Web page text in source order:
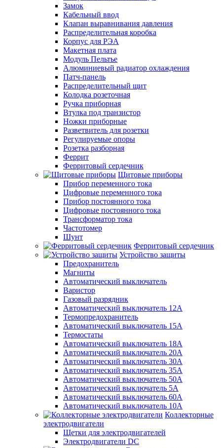
Замок
Кабельный ввод
Клапан выравнивания давления
Распределительная коробка
Корпус для РЭА
Макетная плата
Модуль Пельтье
Алюминиевый радиатор охлаждения
Патч-панель
Распределительный щит
Колодка розеточная
Ручка приборная
Втулка под транзистор
Ножки приборные
Разветвитель для розетки
Регулируемые опоры
Розетка разборная
Феррит
Ферритовый сердечник
Щитовые приборы
Прибор переменного тока
Цифровые переменного тока
Прибор постоянного тока
Цифровые постоянного тока
Трансформатор тока
Частотомер
Шунт
Ферритовый сердечник
Устройство защиты
Предохранитель
Магниты
Автоматический выключатель
Варистор
Газовый разрядник
Автоматический выключатель 12А
Термопредохранитель
Автоматический выключатель 15А
Термостаты
Автоматический выключатель 18А
Автоматический выключатель 20А
Автоматический выключатель 30А
Автоматический выключатель 35А
Автоматический выключатель 50А
Автоматический выключатель 5А
Автоматический выключатель 60А
Автоматический выключатель 10А
Коллекторные
электродвигатели
Щетки для электродвигателей
Электродвигатели DC